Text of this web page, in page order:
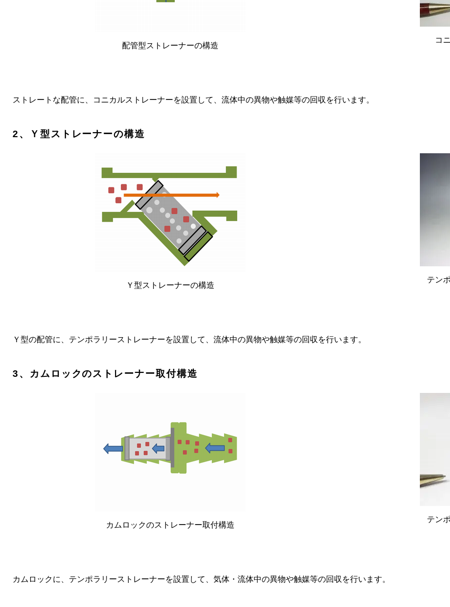
配管型ストレーナーの構造
コ
ストレートな配管に、 コニカルストレーナーを設置して、流体中の異物や触媒等の回収を行います。
2、Ｙ型ストレーナーの構造
Ｙ型ストレーナーの構造
テン
Ｙ型の配管に、 テンポラリーストレーナーを設置して、流体中の異物や触媒等の回収を行います。
3、カムロックのストレーナー取付構造
カムロックのストレーナー取付構造
テン
カムロックに、テンポラリーストレーナーを設置して、気体・流体中の異物や触媒等の回収を行います。